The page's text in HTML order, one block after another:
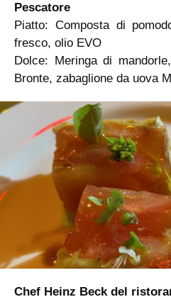
Pescatore
Piatto: Composta di
fresco, olio EVO
Dolce: Meringa di
Bronte, zabaglione da uova
Chef Heinz Beck del